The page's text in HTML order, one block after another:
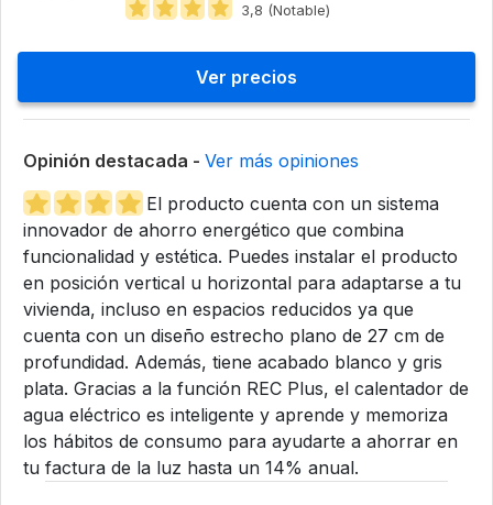
3,8 (Notable)
Ver precios
Opinión destacada - Ver más opiniones
El producto cuenta con un sistema
innovador de ahorro energético que combina
funcionalidad y estética. Puedes instalar el producto
en posición vertical u horizontal para adaptarse a tu
vivienda, incluso en espacios reducidos ya que
cuenta con un diseño estrecho plano de 27 cm de
profundidad. Además, tiene acabado blanco y gris
plata. Gracias a la función REC Plus, el calentador de
agua eléctrico es inteligente y aprende y memoriza
los hábitos de consumo para ayudarte a ahorrar en
tu factura de la luz hasta un 14% anual.